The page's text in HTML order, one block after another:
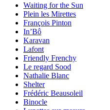
Waiting for the Sun
Plein les Mirettes
François Pinton
In’Bô
Karavan
Lafont
Friendly Frenchy
Le regard Sood
Nathalie Blanc
Shelter
Frédéric Beausoleil
Binocle